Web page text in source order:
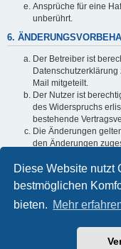
Diese Website nutzt
bestmöglichen
bieten. Mehr
Ansprüche für eine
unberührt.
6.
Der Betreiber ist
Mail mitgeteilt.
Der Nutzer ist
des Widerspruchs
bestehende
Die Änderungen
den Änderungen
Informationen über den
sind in der
Powered by